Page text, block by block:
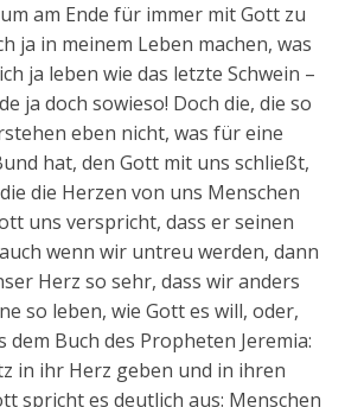
am Ende für immer mit Gott zu
ja in meinem Leben machen, was
ja leben wie das letzte Schwein –
ja doch sowieso! Doch die, die so
eben nicht, was für eine
hat, den Gott mit uns schließt,
die Herzen von uns Menschen
uns verspricht, dass er seinen
wenn wir untreu werden, dann
Herz so sehr, dass wir anders
so leben, wie Gott es will, oder,
dem Buch des Propheten Jeremia:
in ihr Herz geben und in ihren
spricht es deutlich aus: Menschen